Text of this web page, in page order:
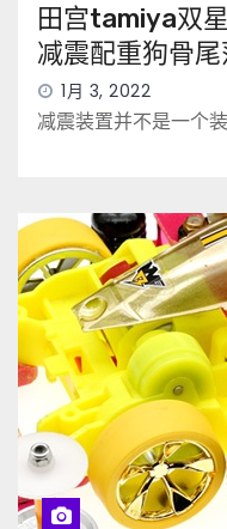
田宫tamiya双
减震配重狗骨
1月 3, 2022
减震装置并不是一个